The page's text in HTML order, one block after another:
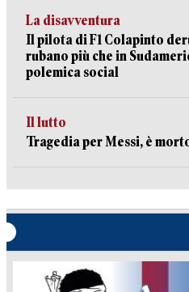
La disavventura
Il pilota di F1 Colapinto
rubano più che in
polemica social
Il lutto
Tragedia per Messi, è